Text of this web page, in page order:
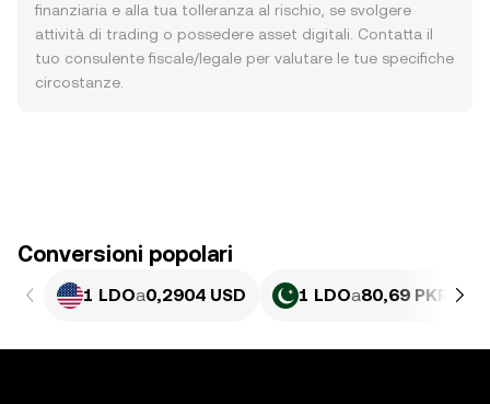
finanziaria e alla tua tolleranza al rischio, se svolgere
attività di trading o possedere asset digitali. Contatta il
tuo consulente fiscale/legale per valutare le tue specifiche
circostanze.
Conversioni popolari
1 LDOa0,2904 USD 1 LDOa80,69 PKR